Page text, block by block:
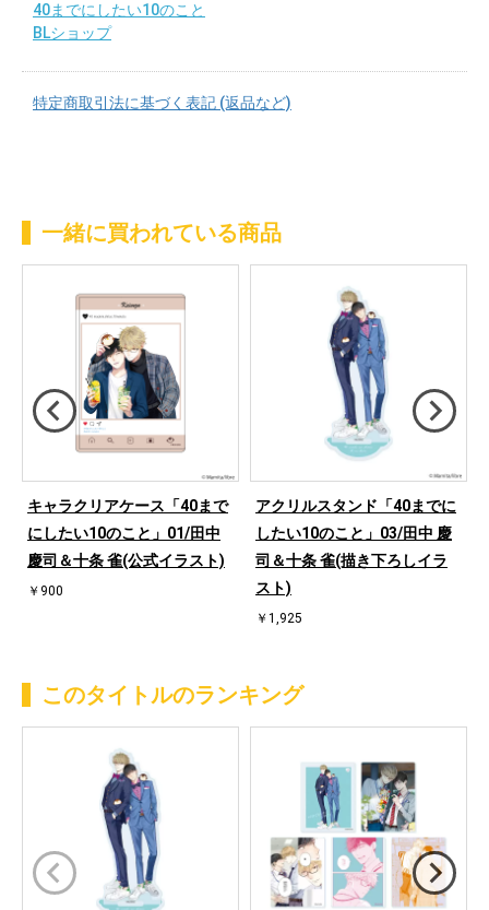
40までにしたい10のこと
BLショップ
特定商取引法に基づく表記 (返品など)
一緒に買われている商品
キャラクリアケース「40まで
にしたい10のこと」01/田中
慶司＆十条 雀(公式イラスト)
￥900
アクリルスタンド「40までに
したい10のこと」03/田中 慶
司＆十条 雀(描き下ろしイラ
スト)
￥1,925
このタイトルのランキング